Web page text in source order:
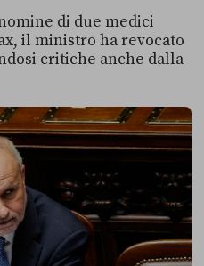
di due medici
il ministro ha revocato
critiche anche dalla